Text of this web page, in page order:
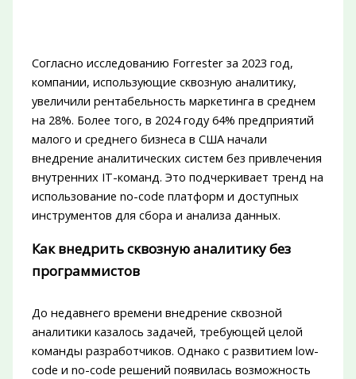
Согласно исследованию Forrester за 2023 год,
компании, использующие сквозную аналитику,
увеличили рентабельность маркетинга в среднем
на 28%. Более того, в 2024 году 64% предприятий
малого и среднего бизнеса в США начали
внедрение аналитических систем без привлечения
внутренних IT-команд. Это подчеркивает тренд на
использование no-code платформ и доступных
инструментов для сбора и анализа данных.
Как внедрить сквозную аналитику без
программистов
До недавнего времени внедрение сквозной
аналитики казалось задачей, требующей целой
команды разработчиков. Однако с развитием low-
code и no-code решений появилась возможность